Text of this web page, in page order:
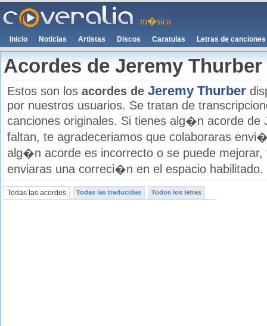
m�sica
Inicio Noticias Artistas Discos Caratulas Letras de canciones
Acordes de Jeremy Thurber
Estos son los acordes de Jeremy Thurber
por nuestros usuarios. Se tratan de
canciones originales. Si tienes alg�n acorde de
faltan, te agradeceriamos que colaboraras
alg�n acorde es incorrecto o se puede
enviaras una correci�n en el espacio habilitado.
Todas las acordes Todas las traducidas Todos los letras